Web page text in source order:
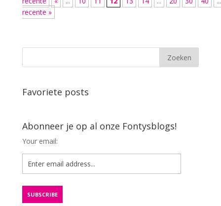
recente »
Favoriete posts
Abonneer je op al onze Fontysblogs!
Your email: